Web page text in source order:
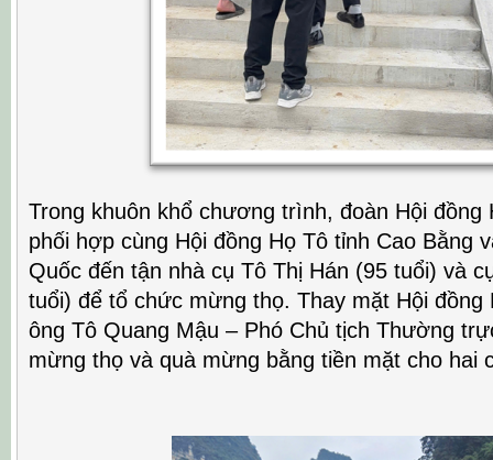
Trong khuôn khổ chương trình, đoàn Hội đồng
phối hợp cùng Hội đồng Họ Tô tỉnh Cao Bằng
Quốc đến tận nhà cụ Tô Thị Hán (95 tuổi) và
tuổi) để tổ chức mừng thọ. Thay mặt Hội đồng
ông Tô Quang Mậu – Phó Chủ tịch Thường
mừng thọ và quà mừng bằng tiền mặt cho hai